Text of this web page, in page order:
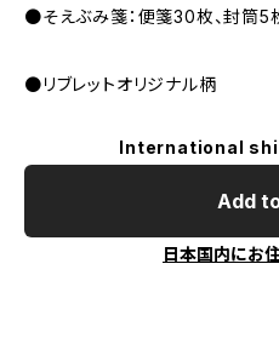
●そえぶみ箋：便箋30枚、封筒5
●リブレットオリジナル柄
International
Add
日本国内にお